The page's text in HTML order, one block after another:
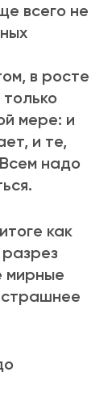
всего не
в росте
мере: и
и те,
надо
как
мирные
страшнее